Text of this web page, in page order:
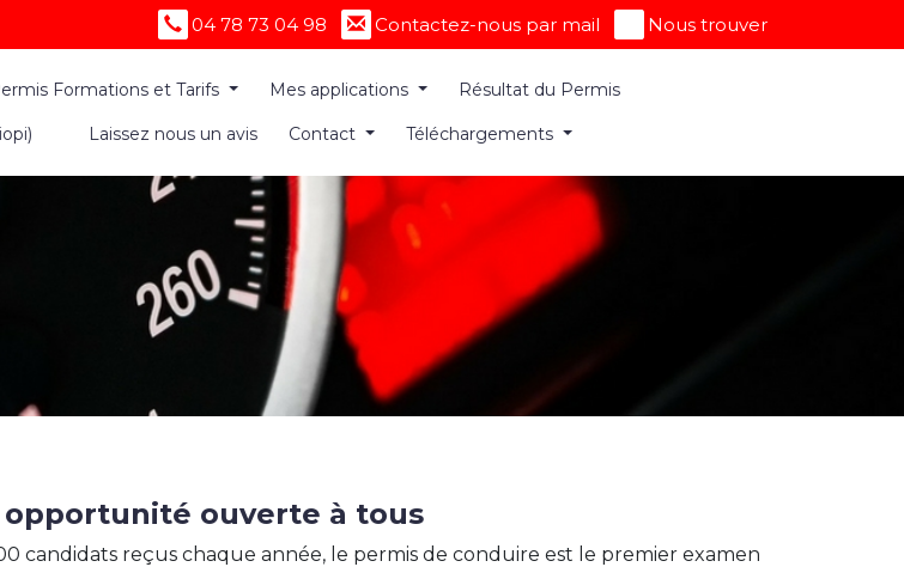
04 78 73 04 98 Contactez-nous par mail Nous trouver
Formations et Tarifs Mes applications Résultat du Permis
Laissez nous un avis Contact Téléchargements
ouverte à tous
candidats reçus chaque année, le permis de conduire est le premier examen